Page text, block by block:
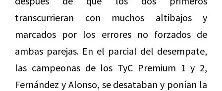
transcurrieran con muchos altibajos y
marcados por los errores no forzados de
ambas parejas. En el parcial del desempate,
las campeonas de los TyC Premium 1 y 2,
Fernández y Alonso, se desataban y ponían la